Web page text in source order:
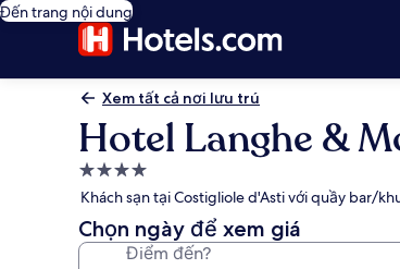
Đến trang nội dung
Xem tất cả nơi lưu trú
Hotel Langhe &
Nơi
lưu
trú
4.0
Khách sạn tại Costigliole d'Asti với quầy bar/
Chọn ngày để xem giá
Điểm đến?